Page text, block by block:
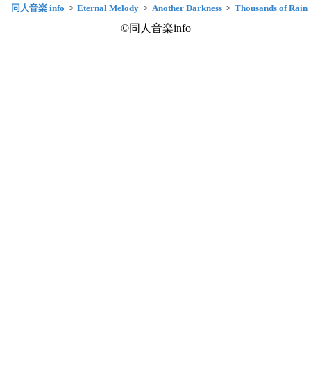
同人音楽 info Eternal Melody Another Darkness Thousands of Rain
©同人音楽info